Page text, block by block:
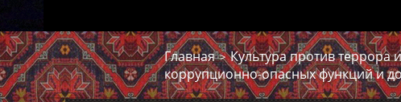
Главная>Культура против террора
коррупционно-опасных функций и